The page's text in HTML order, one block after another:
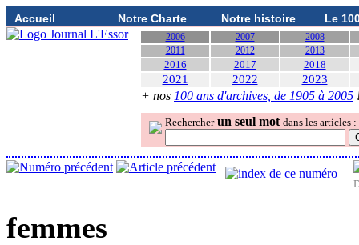
Accueil Notre Charte Notre histoire Le
2006 2007
2008
2011
2012 2013
2016 2017 2018
2021 2022 2023
+ nos 100 ans d'archives, de 1905 à 2005
Rechercher un seul mot dans les articles :
femmes